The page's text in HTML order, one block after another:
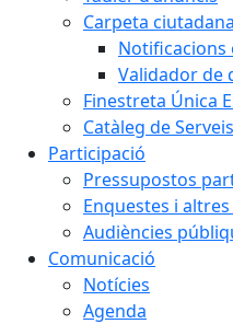
Carpeta ciutadana
Notificacions
Validador de
Finestreta Única
Catàleg de Serveis
Participació
Pressupostos
Enquestes i
Audiències
Comunicació
Notícies
Agenda